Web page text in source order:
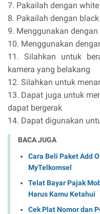
7. Pakailah dengan
8. Pakailah dengan
9. Menggunakan
10. Menggunakan
11. Silahkan untuk
kamera yang belakang
12. Silahkan untuk
13. Dapat juga untuk
dapat bergerak
14. Dapat digunakan
BACA JUGA
Cara Beli Paket Add
MyTelkomsel
Telat Bayar Pajak
Harus Kamu Ketahui
Cek Plat Nomor dan